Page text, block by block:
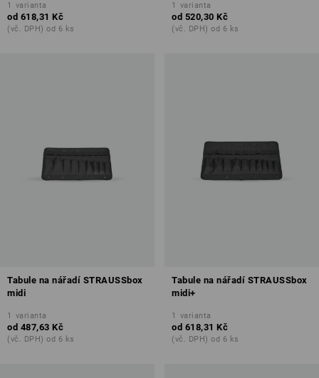
1 varianta
od 618,31 Kč
(vč. DPH) od 6 ks
1 varianta
od 520,30 Kč
(vč. DPH) od 6 ks
Tabule na nářadí STRAUSSbox
midi
1 varianta
od 487,63 Kč
(vč. DPH) od 6 ks
Tabule na nářadí STRAUSSbox
midi+
1 varianta
od 618,31 Kč
(vč. DPH) od 6 ks